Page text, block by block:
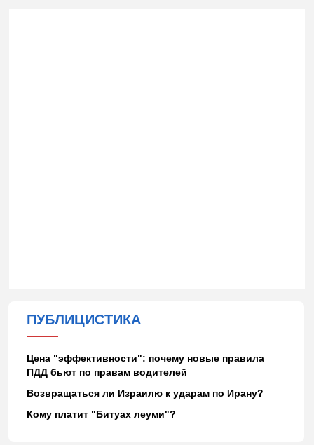
ПУБЛИЦИСТИКА
Цена "эффективности": почему новые правила
ПДД бьют по правам водителей
Возвращаться ли Израилю к ударам по Ирану?
Кому платит "Битуах леуми"?